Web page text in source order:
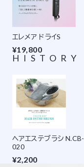
エレメア ドライS
¥19,800
HISTORY
ヘアエステブラシ N.CB-
020
¥2,200